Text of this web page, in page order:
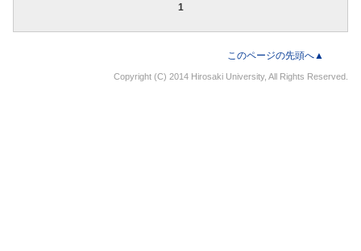
1
このページの先頭へ▲
Copyright (C) 2014 Hirosaki University, All Rights Reserved.